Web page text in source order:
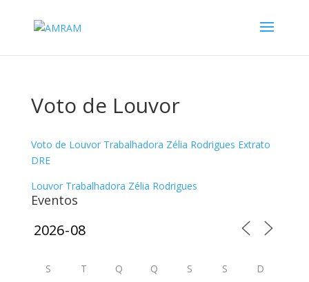
Voto de Louvor
Voto de Louvor Trabalhadora Zélia Rodrigues Extrato
DRE
Louvor Trabalhadora Zélia Rodrigues
Eventos
S T Q Q S S D